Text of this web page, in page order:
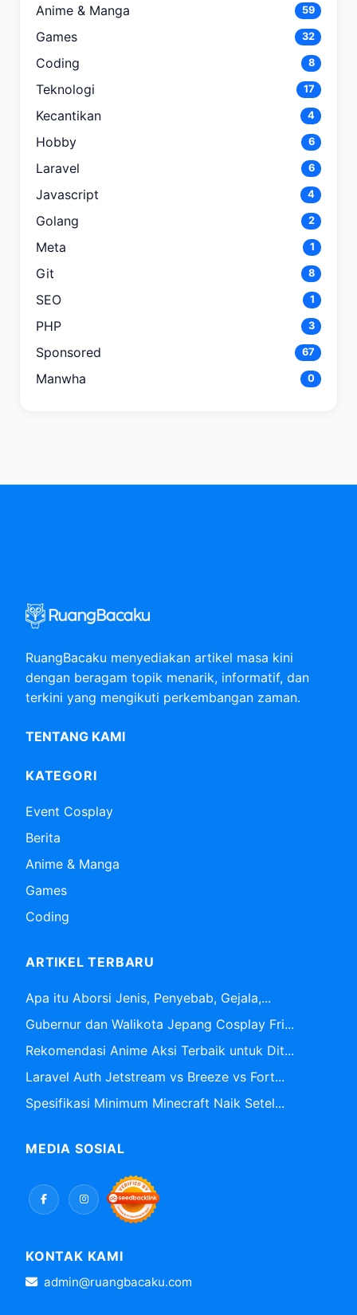
Anime & Manga 59
Games 32
Coding 8
Teknologi 17
Kecantikan 4
Hobby 6
Laravel 6
Javascript 4
Golang 2
Meta 1
Git 8
SEO 1
PHP 3
Sponsored 67
Manwha 0
RuangBacaku menyediakan artikel masa kini
dengan beragam topik menarik, informatif, dan
terkini yang mengikuti perkembangan zaman.
TENTANG KAMI
KATEGORI
Event Cosplay
Berita
Anime & Manga
Games
Coding
ARTIKEL TERBARU
Apa itu Aborsi Jenis, Penyebab, Gejala,...
Gubernur dan Walikota Jepang Cosplay Fri...
Rekomendasi Anime Aksi Terbaik untuk Dit...
Laravel Auth Jetstream vs Breeze vs Fort...
Spesifikasi Minimum Minecraft Naik Setel...
MEDIA SOSIAL
KONTAK KAMI
admin@ruangbacaku.com